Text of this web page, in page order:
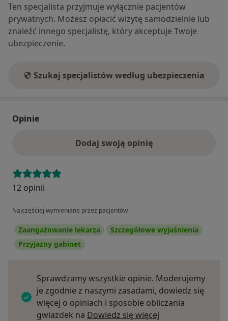
Ten specjalista przyjmuje wyłącznie pacjentów
prywatnych. Możesz opłacić wizytę samodzielnie lub
znaleźć innego specjalistę, który akceptuje Twoje
ubezpieczenie.
Szukaj specjalistów według ubezpieczenia
Opinie
Dodaj swoją opinię
12 opinii
Najczęściej wymieniane przez pacjentów
Zaangażowanie lekarza
Szczegółowe wyjaśnienia
Przyjazny gabinet
Sprawdzamy wszystkie opinie. Moderujemy
je zgodnie z naszymi zasadami, dowiedz się
więcej o opiniach i sposobie obliczania
gwiazdek na Dowiedz się więcej